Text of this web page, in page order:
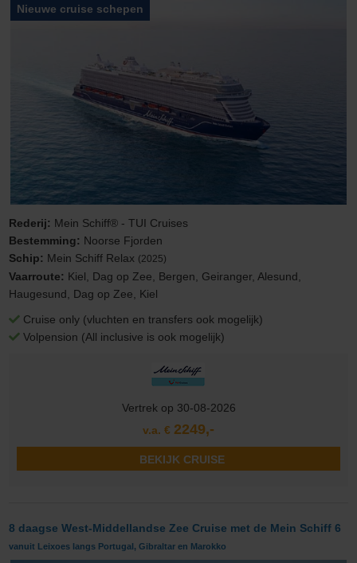
Nieuwe cruise schepen
Rederij: Mein Schiff® - TUI Cruises
Bestemming: Noorse Fjorden
Schip: Mein Schiff Relax (2025)
Vaarroute: Kiel, Dag op Zee, Bergen, Geiranger, Alesund,
Haugesund, Dag op Zee, Kiel
Cruise only (vluchten en transfers ook mogelijk)
Volpension (All inclusive is ook mogelijk)
Vertrek op 30-08-2026
v.a. € 2249,-
BEKIJK CRUISE
8 daagse West-Middellandse Zee Cruise met de Mein Schiff 6
vanuit Leixoes langs Portugal, Gibraltar en Marokko